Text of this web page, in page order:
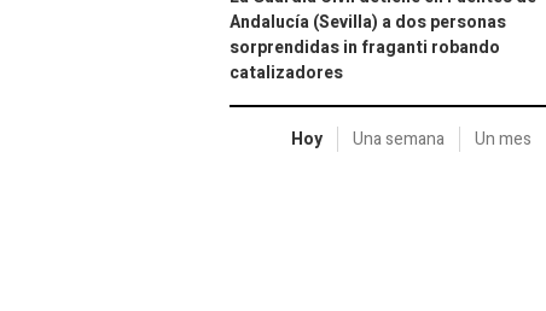
Andalucía (Sevilla) a dos personas
sorprendidas in fraganti robando
catalizadores
Hoy Una semana Un mes